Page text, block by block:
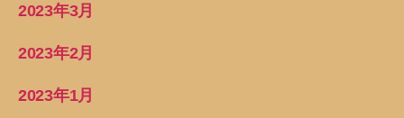
2023年3月
2023年2月
2023年1月